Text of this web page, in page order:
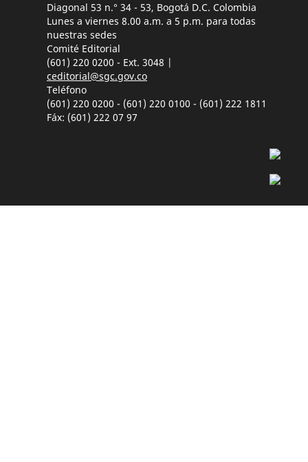
Diagonal 53 n.° 34 - 53, Bogotá D.C. Colombia
Lunes a viernes 8.00 a.m. a 5 p.m. para todas
nuestras sedes
Comité Editorial
(601) 220 0200 - Ext. 3048 |
ceditorial@sgc.gov.co
Teléfono
(601) 220 0200 - (601) 220 0100 - (601) 222 1811
Fáx: (601) 222 07 97